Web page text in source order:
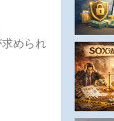
められ